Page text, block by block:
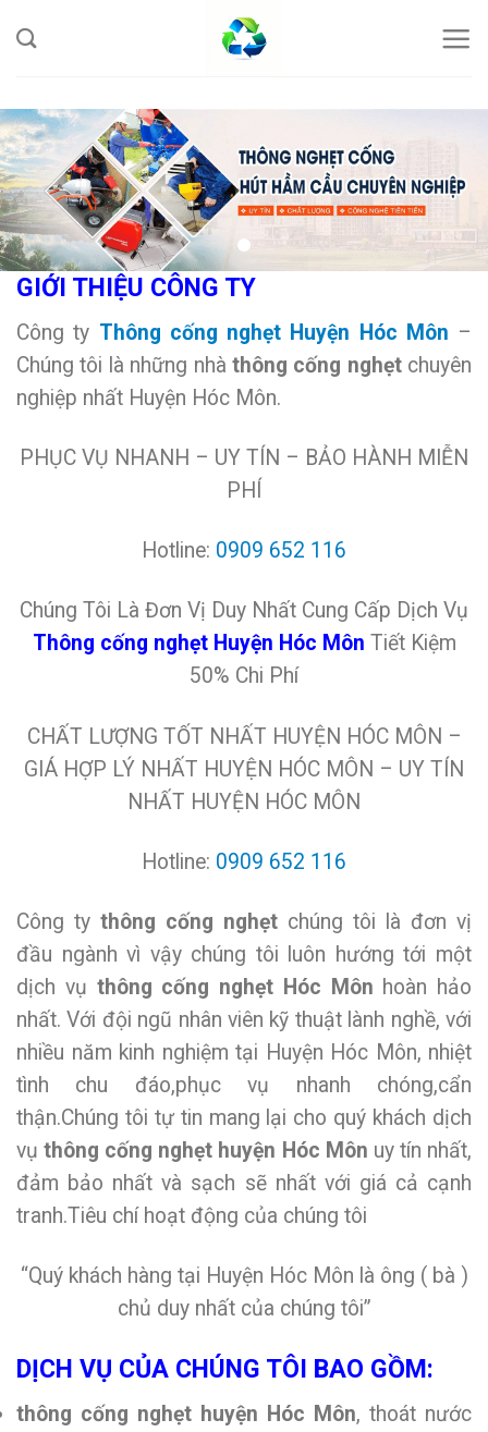
to
GIỚI THIỆU CÔNG TY
Công ty Thông cống nghẹt Huyện Hóc Môn –
Chúng tôi là những nhà thông cống nghẹtchuyên
nghiệp nhất Huyện Hóc Môn.
PHỤC VỤ NHANH – UY TÍN – BẢO HÀNH MIỄN
PHÍ
Hotline: 0909 652 116
Chúng Tôi Là Đơn Vị Duy Nhất Cung Cấp Dịch Vụ
Thông cống nghẹt Huyện Hóc Môn Tiết Kiệm
50% Chi Phí
CHẤT LƯỢNG TỐT NHẤT HUYỆN HÓC MÔN –
GIÁ HỢP LÝ NHẤT HUYỆN HÓC MÔN – UY TÍN
NHẤT HUYỆN HÓC MÔN
Hotline: 0909 652 116
Công ty thông cống nghẹt chúng tôi là đơn vị
đầu ngành vì vậy chúng tôi luôn hướng tới một
dịch vụ thông cống nghẹt Hóc Môn hoàn hảo
nhất. Với đội ngũ nhân viên kỹ thuật lành nghề, với
nhiều năm kinh nghiệm tại Huyện Hóc Môn, nhiệt
tình chu đáo,phục vụ nhanh chóng,cẩn
thận.Chúng tôi tự tin mang lại cho quý khách dịch
vụthông cống nghẹt huyện Hóc Môn uy tín nhất,
đảm bảo nhất và sạch sẽ nhất với giá cả cạnh
tranh.Tiêu chí hoạt động của chúng tôi
“Quý khách hàng tại Huyện Hóc Môn là ông ( bà )
chủ duy nhất của chúng tôi”
DỊCH VỤ CỦA CHÚNG TÔI BAO GỒM:
thông cống nghẹt huyện Hóc Môn, thoát nước